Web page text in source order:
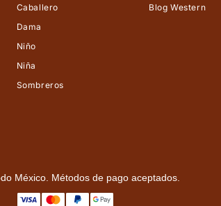
Caballero
Dama
Niño
Niña
Sombreros
Blog Western
México. Métodos de pago aceptados.